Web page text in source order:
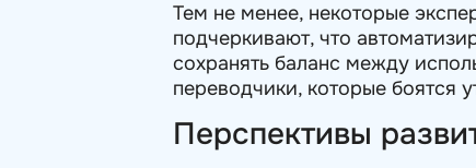
Тем не менее, некоторые
подчеркивают, что
сохранять баланс между
переводчики, которые боятся
Перспективы